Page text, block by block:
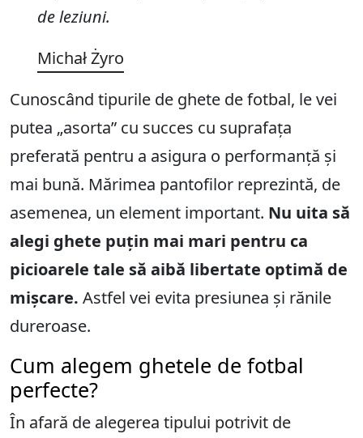
de leziuni.
Michał Żyro
Cunoscând tipurile de ghete de fotbal, le vei
putea „asorta” cu succes cu suprafața
preferată pentru a asigura o performanță și
mai bună. Mărimea pantofilor reprezintă, de
asemenea, un element important. Nu uita să
alegi ghete puțin mai mari pentru ca
picioarele tale să aibă libertate optimă de
mișcare. Astfel vei evita presiunea și rănile
dureroase.
Cum alegem ghetele de fotbal
perfecte?
În afară de alegerea tipului potrivit de